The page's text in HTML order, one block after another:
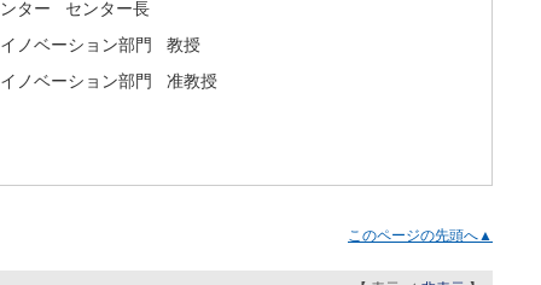
ター センター長
ノベーション部門 教授
ノベーション部門 准教授
このページの先頭へ▲